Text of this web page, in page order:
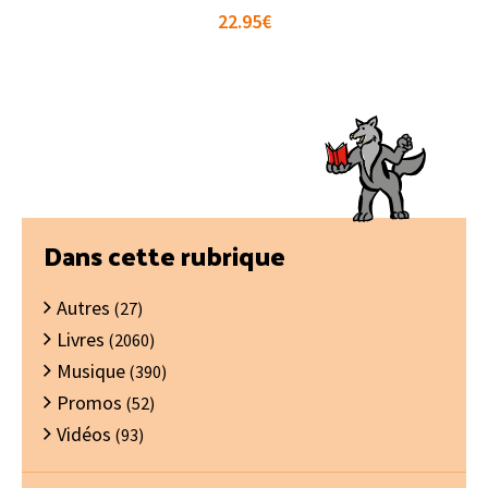
22.95€
Barre
latérale
principale
Dans cette rubrique
Autres (27)
Livres (2060)
Musique (390)
Promos (52)
Vidéos (93)